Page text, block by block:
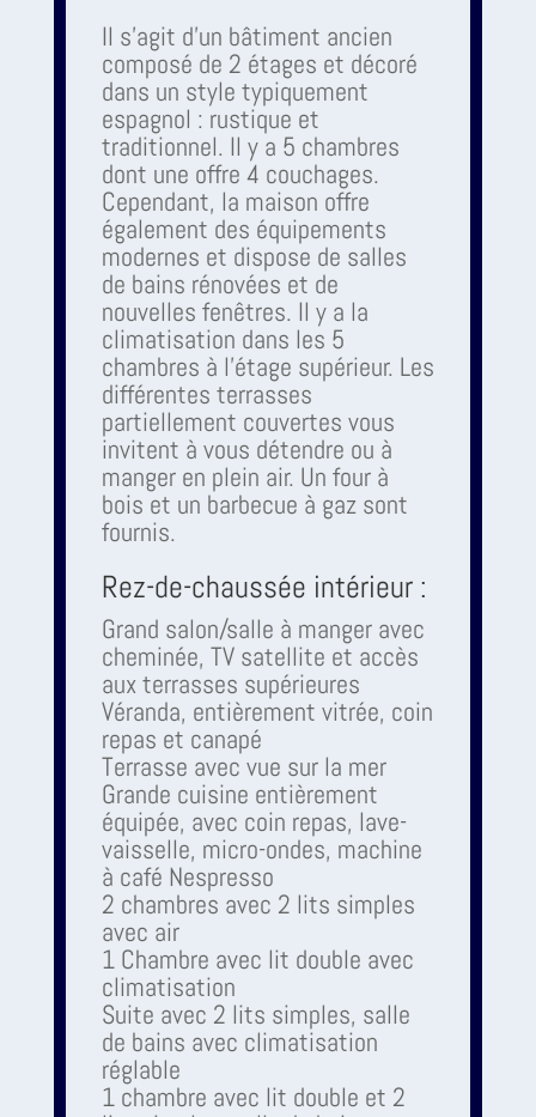
Il s'agit d'un bâtiment ancien
composé de 2 étages et décoré
dans un style typiquement
espagnol : rustique et
traditionnel. Il y a 5 chambres
dont une offre 4 couchages.
Cependant, la maison offre
également des équipements
modernes et dispose de salles
de bains rénovées et de
nouvelles fenêtres. Il y a la
climatisation dans les 5
chambres à l'étage supérieur. Les
différentes terrasses
partiellement couvertes vous
invitent à vous détendre ou à
manger en plein air. Un four à
bois et un barbecue à gaz sont
fournis.
Rez-de-chaussée intérieur :
Grand salon/salle à manger avec
cheminée, TV satellite et accès
aux terrasses supérieures
Véranda, entièrement vitrée, coin
repas et canapé
Terrasse avec vue sur la mer
Grande cuisine entièrement
équipée, avec coin repas, lave-
vaisselle, micro-ondes, machine
à café Nespresso
2 chambres avec 2 lits simples
avec air
1 Chambre avec lit double avec
climatisation
Suite avec 2 lits simples, salle
de bains avec climatisation
réglable
1 chambre avec lit double et 2